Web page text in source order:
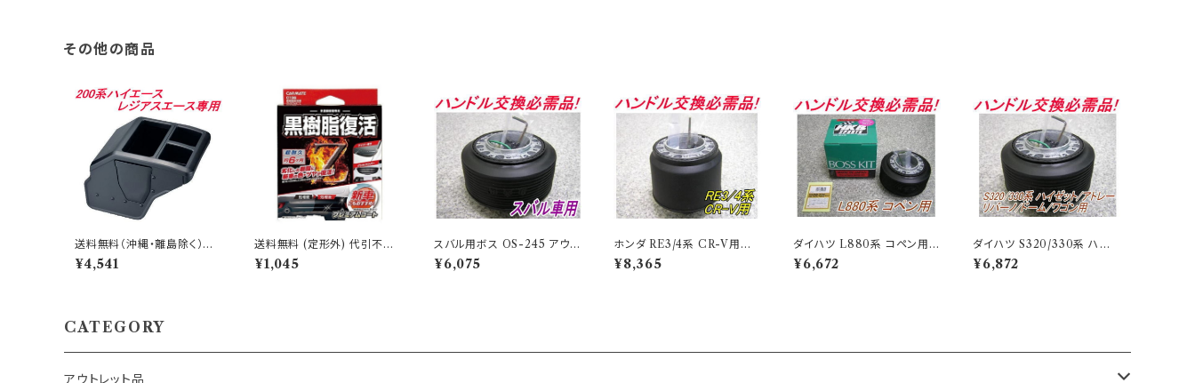
その他の商品
送料無料（沖縄・離島除く）代
引不可 カーメイト 200系ハイ
エース・レジアスエース専用
¥4,541
送料無料 (定形外) 代引不可
カーメイト 黒樹脂復活剤 プレ
ミアムコート【C136】
¥1,045
スバル用ボス OS-245 アウト
レット品 送料無料(沖縄・離島
除く)代引不可
¥6,075
ホンダ RE3/4系 CR-V用ボ
ス OH-281 アウトレット品 送
料無料(沖縄・離島除く)代引不
¥8,365
ダイハツ L880系 コペン用ボ
ス OD-234 アウトレット品 送
料無料(沖縄・離島除く)代引不
¥6,672
ダイハツ S320/330系 ハイ
ゼット/アトレー/リバーノ/ドー
ム/ワゴン用ボス OD-274 ア
¥6,872
CATEGORY
アウトレット品